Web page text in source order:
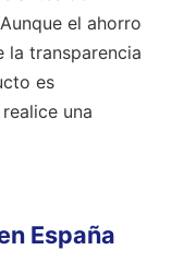
el ahorro
la transparencia
es
una
España